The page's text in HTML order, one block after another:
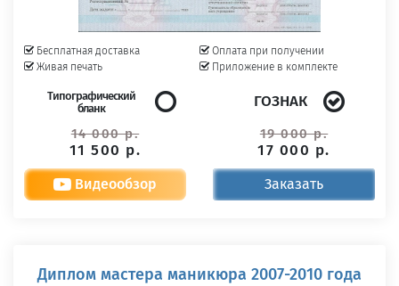
Бесплатная доставка
Живая печать
Оплата при получении
Приложение в комплекте
Типографический
бланк
14 000 р.
11 500 р.
ГОЗНАК
19 000 р.
17 000 р.
Видеообзор Заказать
Диплом мастера маникюра 2007-2010 года